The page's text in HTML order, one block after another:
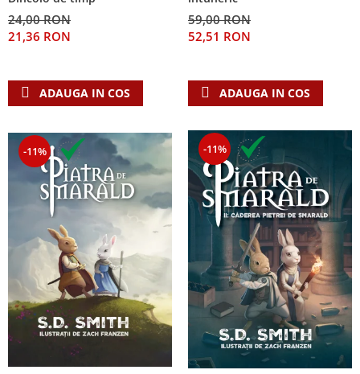
24,00 RON
21,36 RON
ADAUGA IN COS
59,00 RON
52,51 RON
ADAUGA IN COS
-11% -11%